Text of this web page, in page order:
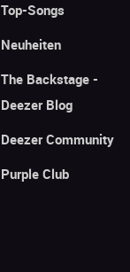
Top-Songs
Neuheiten
The Backstage -
Deezer Blog
Deezer Community
Purple Club